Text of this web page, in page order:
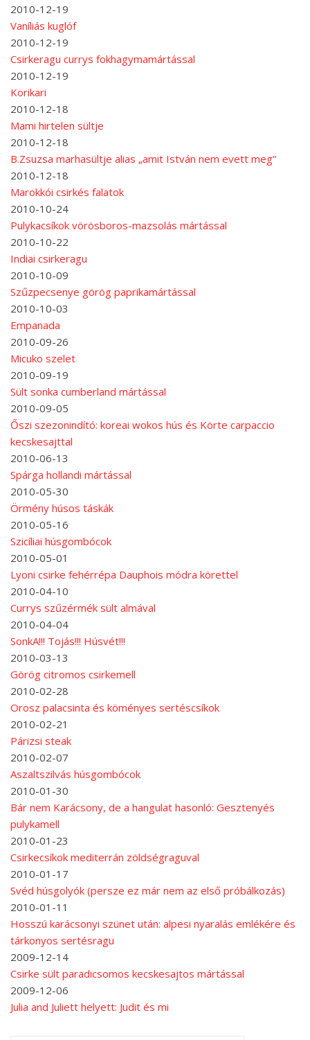
2010-12-19
Vaníliás kuglóf
2010-12-19
Csirkeragu currys fokhagymamártással
2010-12-19
Korikari
2010-12-18
Mami hirtelen sültje
2010-12-18
B.Zsuzsa marhasültje alias „amit István nem evett meg”
2010-12-18
Marokkói csirkés falatok
2010-10-24
Pulykacsíkok vörösboros-mazsolás mártással
2010-10-22
Indiai csirkeragu
2010-10-09
Szűzpecsenye görög paprikamártással
2010-10-03
Empanada
2010-09-26
Micuko szelet
2010-09-19
Sült sonka cumberland mártással
2010-09-05
Őszi szezonindító: koreai wokos hús és Körte carpaccio
kecskesajttal
2010-06-13
Spárga hollandi mártással
2010-05-30
Örmény húsos táskák
2010-05-16
Szicíliai húsgombócok
2010-05-01
Lyoni csirke fehérrépa Dauphois módra körettel
2010-04-10
Currys szűzérmék sült almával
2010-04-04
SonkA!!! Tojás!!! Húsvét!!!
2010-03-13
Görög citromos csirkemell
2010-02-28
Orosz palacsinta és köményes sertéscsíkok
2010-02-21
Párizsi steak
2010-02-07
Aszaltszilvás húsgombócok
2010-01-30
Bár nem Karácsony, de a hangulat hasonló: Gesztenyés
pulykamell
2010-01-23
Csirkecsíkok mediterrán zöldségraguval
2010-01-17
Svéd húsgolyók (persze ez már nem az első próbálkozás)
2010-01-11
Hosszú karácsonyi szünet után: alpesi nyaralás emlékére és
tárkonyos sertésragu
2009-12-14
Csirke sült paradicsomos kecskesajtos mártással
2009-12-06
Julia and Juliett helyett: Judit és mi